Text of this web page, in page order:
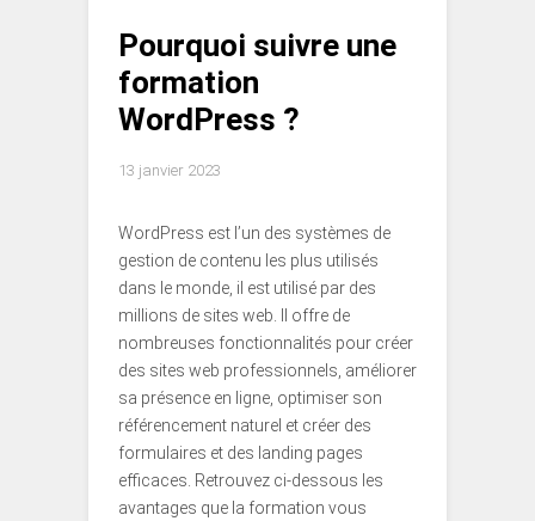
Pourquoi suivre une
formation
WordPress ?
13 janvier 2023
WordPress est l’un des systèmes de
gestion de contenu les plus utilisés
dans le monde, il est utilisé par des
millions de sites web. Il offre de
nombreuses fonctionnalités pour créer
des sites web professionnels, améliorer
sa présence en ligne, optimiser son
référencement naturel et créer des
formulaires et des landing pages
efficaces. Retrouvez ci-dessous les
avantages que la formation vous